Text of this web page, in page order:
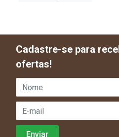
Cadastre-se para
ofertas!